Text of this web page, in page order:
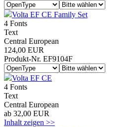
Volta EF CE Family Set
4 Fonts
Text
Central European
124,00 EUR
Produkt-Nr. EF9104F
Volta EF CE
4 Fonts
Text
Central European
ab 32,00 EUR
Inhalt zeigen >>